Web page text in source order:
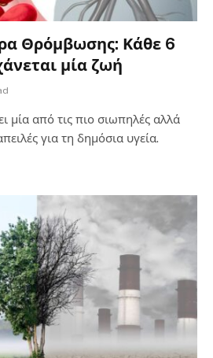
Θρόμβωσης: Κάθε 6
μία ζωή
μία από τις πιο σιωπηλές αλλά
για τη δημόσια υγεία.